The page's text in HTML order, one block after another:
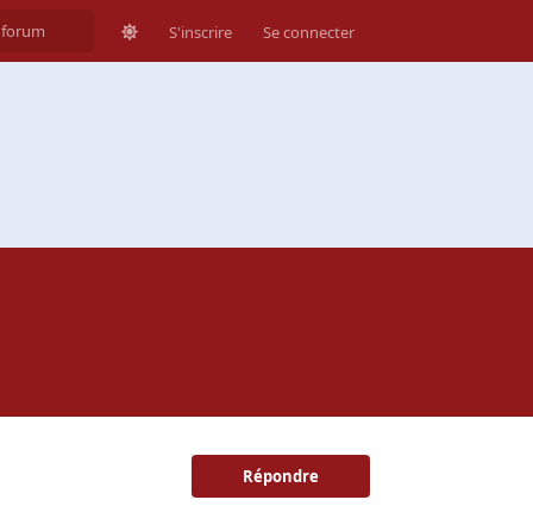
S'inscrire Se connecter
Répondre